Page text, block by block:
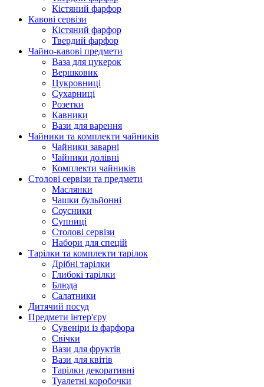
Кістяний фарфор
Кавові сервізи
Кістяний фарфор
Твердий фарфор
Чайно-кавові предмети
Ваза для цукерок
Вершковик
Цукровниці
Сухарниці
Розетки
Кавники
Вази для варення
Чайники та комплекти чайників
Чайники заварні
Чайники долівні
Комплекти чайників
Столові сервізи та предмети
Маслянки
Чашки бульйонні
Соусники
Супниці
Столові сервізи
Набори для спецій
Тарілки та комплекти тарілок
Дрібні тарілки
Глибокі тарілки
Блюда
Салатники
Дитячий посуд
Предмети інтер'єру
Сувеніри із фарфора
Свічки
Вази для фруктів
Вази для квітів
Тарілки декоративні
Туалетні коробочки